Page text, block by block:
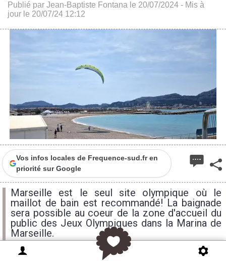
Publié par Jean-Baptiste Fontana le 20/07/2024 - Mis à
jour le 20/07/24 12:12
Vos infos locales de Frequence-sud.fr en
priorité sur Google
Marseille est le seul site olympique où le
maillot de bain est recommandé! La baignade
sera possible au coeur de la zone d'accueil du
public des Jeux Olympiques dans la Marina de
Marseille.